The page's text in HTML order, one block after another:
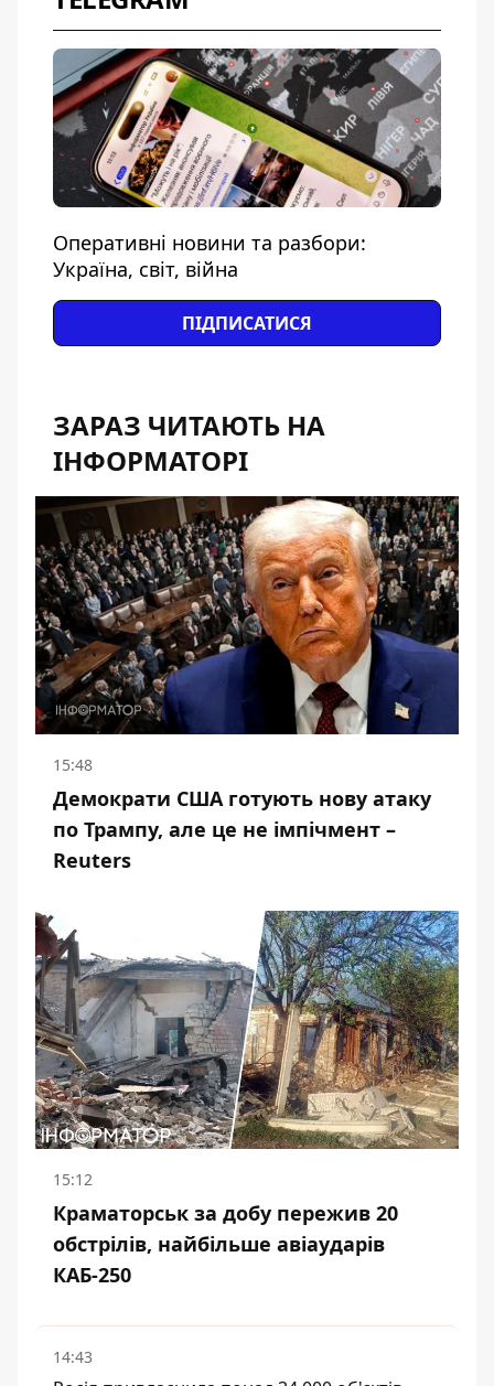
Оперативні новини та разбори:
Україна, світ, війна
ПІДПИСАТИСЯ
ЗАРАЗ ЧИТАЮТЬ НА
ІНФОРМАТОРІ
15:48
Демократи США готують нову атаку
по Трампу, але це не імпічмент –
Reuters
15:12
Краматорськ за добу пережив 20
обстрілів, найбільше авіаударів
КАБ-250
14:43